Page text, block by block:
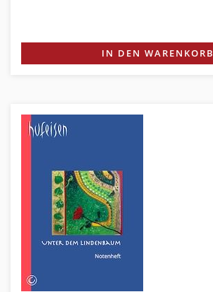
IN DEN WARENKORB